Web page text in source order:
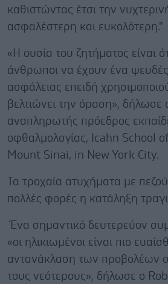
καθιστώντας έτσι την
ασφαλέστερη και ευκολότερη."
«Η ουσία του ζητήματος είναι
άνθρωποι να έχουν ένα
ασφάλειας επειδή
βελτιώνει την όραση», δήλωσε
αναπληρωτής πρόεδρος
οφθαλμολογίας, Icahn School
Mount Sinai, in New York City.
Τα τροχαία ατυχήματα με
πολλές φορές η κατάληξη
Ένα σημαντικό δευτερεύον
«οι ηλικιωμένοι είναι πιο
αντανάκλαση των προβολέων
τους νεότερους», δήλωσε ο